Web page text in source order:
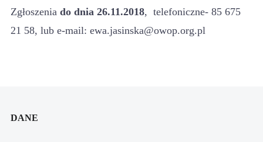
Zgłoszenia do dnia 26.11.2018, telefoniczne- 85 675
21 58, lub e-mail: ewa.jasinska@owop.org.pl
DANE